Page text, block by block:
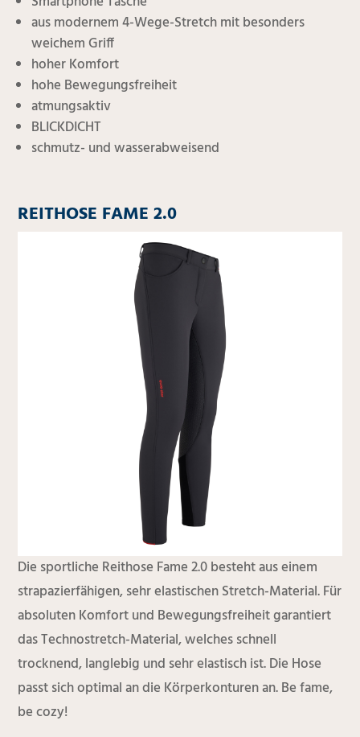
aus modernem 4-Wege-Stretch mit besonders
weichem Griff
hoher Komfort
hohe Bewegungsfreiheit
atmungsaktiv
BLICKDICHT
schmutz- und wasserabweisend
REITHOSE FAME 2.0
Die sportliche Reithose Fame 2.0 besteht aus einem
strapazierfähigen, sehr elastischen Stretch-Material. Für
absoluten Komfort und Bewegungsfreiheit garantiert
das Technostretch-Material, welches schnell
trocknend, langlebig und sehr elastisch ist. Die Hose
passt sich optimal an die Körperkonturen an. Be fame,
be cozy!